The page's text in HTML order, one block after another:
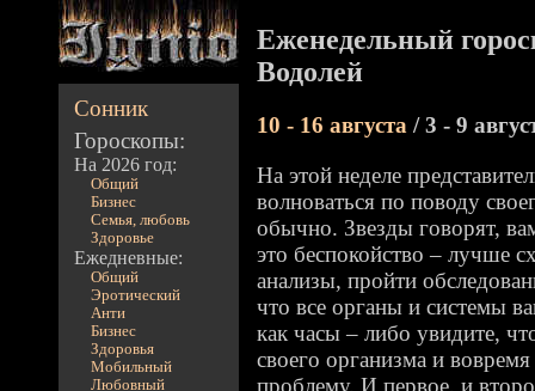
Сонник
Гороскопы:
На 2026 год:
Общий
Бизнес
Семья, любовь
Здоровье
Ежедневные:
Общий
Эротический
Анти
Бизнес
Здоровья
Мобильный
Любовный
Еженедельный
Водолей
10 - 16 августа / 3 - 9
На этой неделе
волноваться по поводу
обычно. Звезды говорят,
это беспокойство – лучше
анализы, пройти
что все органы и системы
как часы – либо увидите,
своего организма и
проблему. И первое, и